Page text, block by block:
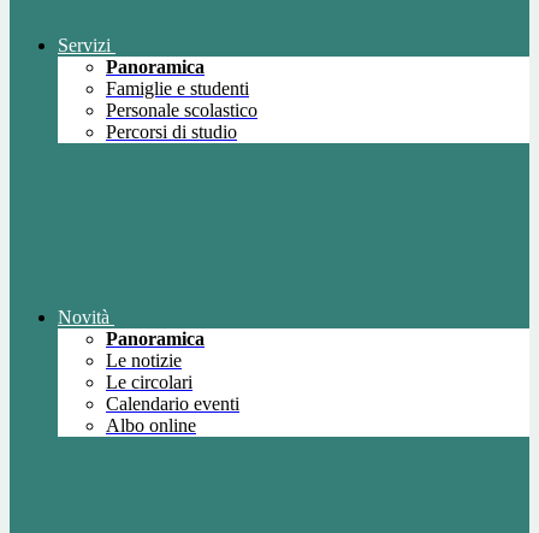
Servizi
Panoramica
Famiglie e studenti
Personale scolastico
Percorsi di studio
Novità
Panoramica
Le notizie
Le circolari
Calendario eventi
Albo online